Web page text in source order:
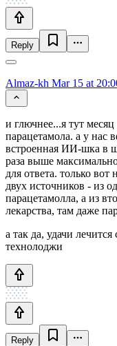
Reply
Almaz-kh Mar 15 at
и глючнее...я тут
парацетамола. а у нас
встроенная ИИ-шка в
раза выше
для ответа. только вот
двух источников - из
парацетамолла, а из
лекарства, там даже
а так да, удачи
технолоджи
Reply